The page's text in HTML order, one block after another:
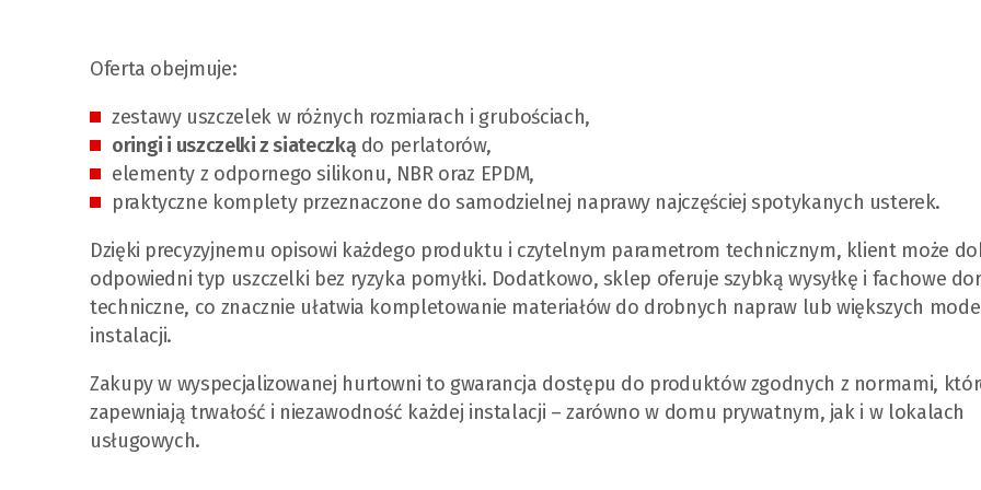
Oferta obejmuje:
zestawy uszczelek w różnych rozmiarach i grubościach,
oringi i uszczelki z siateczką do perlatorów,
elementy z odpornego silikonu, NBR oraz EPDM,
praktyczne komplety przeznaczone do samodzielnej naprawy najczęściej spotykanych usterek.
Dzięki precyzyjnemu opisowi każdego produktu i czytelnym parametrom technicznym, klient może
odpowiedni typ uszczelki bez ryzyka pomyłki. Dodatkowo, sklep oferuje szybką wysyłkę i fachowe
techniczne, co znacznie ułatwia kompletowanie materiałów do drobnych napraw lub większych
instalacji.
Zakupy w wyspecjalizowanej hurtowni to gwarancja dostępu do produktów zgodnych z normami,
zapewniają trwałość i niezawodność każdej instalacji – zarówno w domu prywatnym, jak i w lokalach
usługowych.